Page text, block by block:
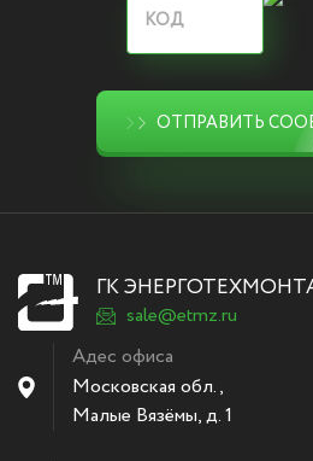
ОТПРАВИТЬ
ГК
sale@etmz.ru
Адес офиса
Московская обл.,
Малые Вязёмы,д. 1